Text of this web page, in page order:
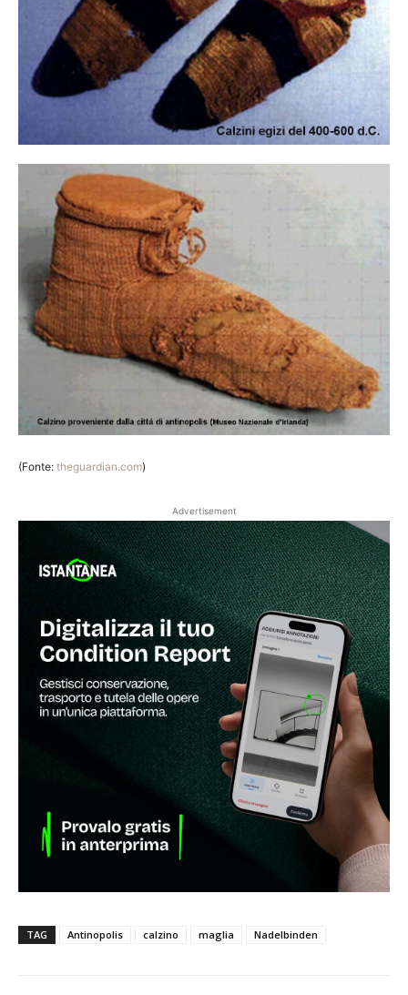
(Fonte: theguardian.com)
Advertisement
TAG Antinopolis calzino maglia Nadelbinden